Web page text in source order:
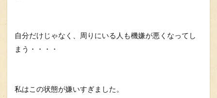
自分だけじゃなく、周りにいる人も機嫌が悪くなってし
まう・・・・
私はこの状態が嫌いすぎました。